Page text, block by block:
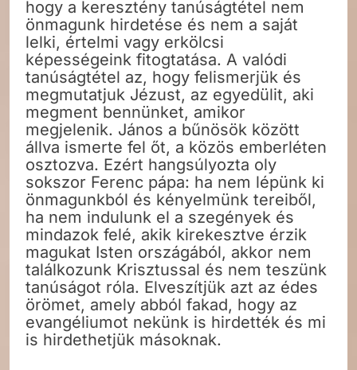
hogy a keresztény tanúságtétel nem
önmagunk hirdetése és nem a saját
lelki, értelmi vagy erkölcsi
képességeink fitogtatása. A valódi
tanúságtétel az, hogy felismerjük és
megmutatjuk Jézust, az egyedülit, aki
megment bennünket, amikor
megjelenik. János a bűnösök között
állva ismerte fel őt, a közös emberléten
osztozva. Ezért hangsúlyozta oly
sokszor Ferenc pápa: ha nem lépünk ki
önmagunkból és kényelmünk tereiből,
ha nem indulunk el a szegények és
mindazok felé, akik kirekesztve érzik
magukat Isten országából, akkor nem
találkozunk Krisztussal és nem teszünk
tanúságot róla. Elveszítjük azt az édes
örömet, amely abból fakad, hogy az
evangéliumot nekünk is hirdették és mi
is hirdethetjük másoknak.